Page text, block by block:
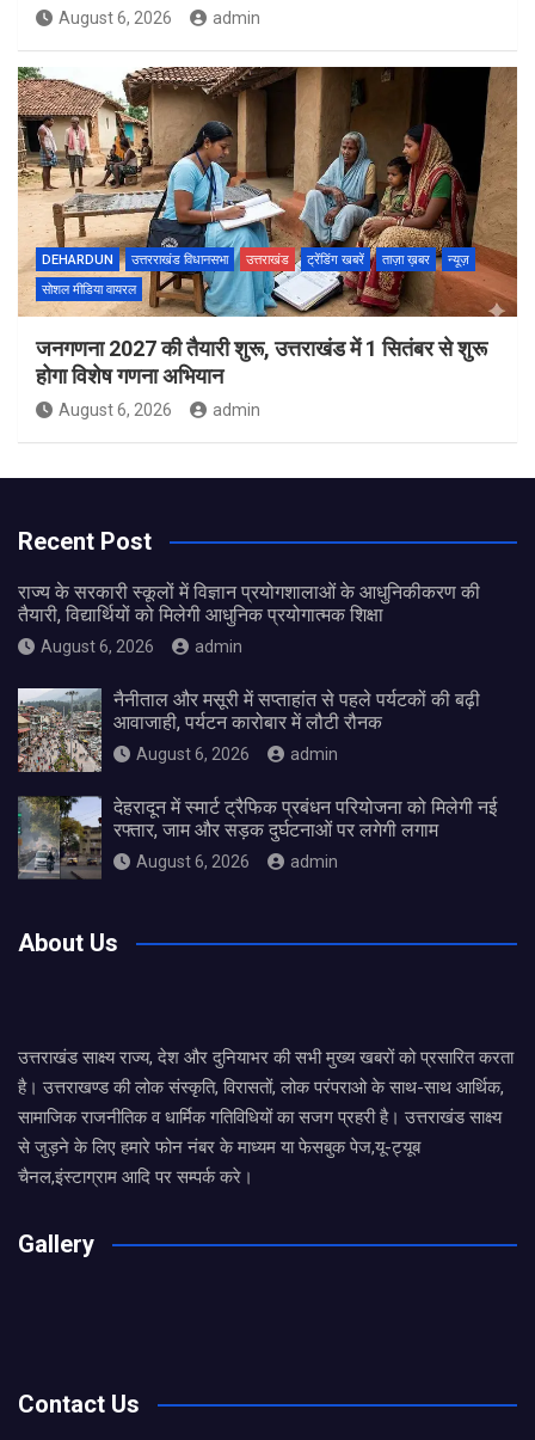
August 6, 2026 admin
DEHARDUN उत्तरराखंड विधानसभा उत्तराखंड ट्रेंडिंग खबरें ताज़ा ख़बर
न्यूज़
सोशल मीडिया वायरल
जनगणना 2027 की तैयारी शुरू, उत्तराखंड में 1 सितंबर से शुरू
होगा विशेष गणना अभियान
August 6, 2026 admin
Recent Post
राज्य के सरकारी स्कूलों में विज्ञान प्रयोगशालाओं के आधुनिकीकरण की
तैयारी, विद्यार्थियों को मिलेगी आधुनिक प्रयोगात्मक शिक्षा
August 6, 2026 admin
नैनीताल और मसूरी में सप्ताहांत से पहले पर्यटकों की बढ़ी
आवाजाही, पर्यटन कारोबार में लौटी रौनक
August 6, 2026 admin
देहरादून में स्मार्ट ट्रैफिक प्रबंधन परियोजना को मिलेगी नई
रफ्तार, जाम और सड़क दुर्घटनाओं पर लगेगी लगाम
August 6, 2026 admin
About Us
उत्तराखंड साक्ष्य राज्य, देश और दुनियाभर की सभी मुख्य खबरों को प्रसारित करता
है। उत्तराखण्ड की लोक संस्कृति, विरासतों, लोक परंपराओ के साथ-साथ आर्थिक,
सामाजिक राजनीतिक व धार्मिक गतिविधियों का सजग प्रहरी है। उत्तराखंड साक्ष्य
से जुड़ने के लिए हमारे फोन नंबर के माध्यम या फेसबुक पेज,यू-ट्यूब
चैनल,इंस्टाग्राम आदि पर सम्पर्क करे।
Gallery
Contact Us